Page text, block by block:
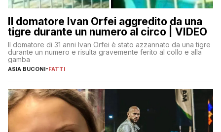
Il domatore Ivan Orfei aggredito da una
tigre durante un numero al circo | VIDEO
Il domatore di 31 anni Ivan Orfei è stato azzannato da una tigre
durante un numero e risulta gravemente ferito al collo e alla
gamba
ASIA BUCONI-FATTI